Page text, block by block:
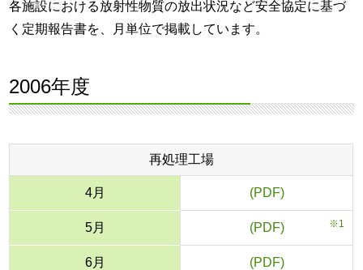
各施設における放射性物質の放出状況など安全協定に基づ
く定期報告書を、月単位で掲載しています。
2006年度
再処理工場
4月 ■
5月 ■ ※1
6月 ■